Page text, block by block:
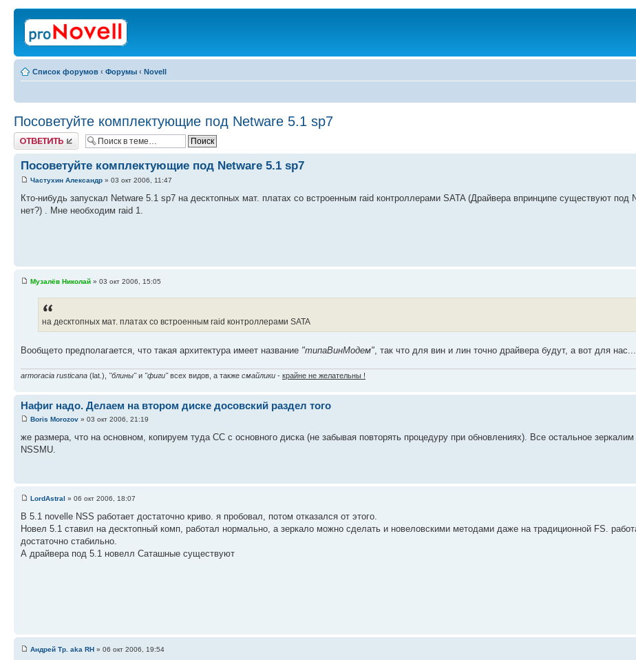
Список форумов ‹ Форумы ‹ Novell
Посоветуйте комплектующие под Netware 5.1 sp7
Ответить
Посоветуйте комплектующие под Netware 5.1 sp7
Частухин Александр » 03 окт 2006, 11:47
Кто-нибудь запускал Netware 5.1 sp7 на десктопных мат. платах со встроенным raid контроллерами SATA (Драйвера впринципе существуют под
нет?) . Мне необходим raid 1.
Музалёв Николай » 03 окт 2006, 15:05
на десктопных мат. платах со встроенным raid контроллерами SATA
Вообщето предполагается, что такая архитектура имеет название "типаВинМодем" , так что для вин и лин точно драйвера будут, а вот для нас...
armoracia rusticana (lat.), "блины"и "фиги"всех видов, а также смайлики - крайне не желательны !
Нафиг надо. Делаем на втором диске досовский раздел того
Boris Morozov » 03 окт 2006, 21:19
же размера, что на основном, копируем туда CC c основного диска (не забывая повторять процедуру при обновлениях). Все остальное зеркалим
NSSMU.
LordAstral » 06 окт 2006, 18:07
В 5.1 novelle NSS работает достаточно криво. я пробовал, потом отказался от этого.
Новел 5.1 ставил на десктопный комп, работал нормально, а зеркало можно сделать и новеловскими методами даже на традиционной FS.
достаточно стабильно.
А драйвера под 5.1 новелл Саташные существуют
Андрей Тр. aka RH » 06 окт 2006, 19:54